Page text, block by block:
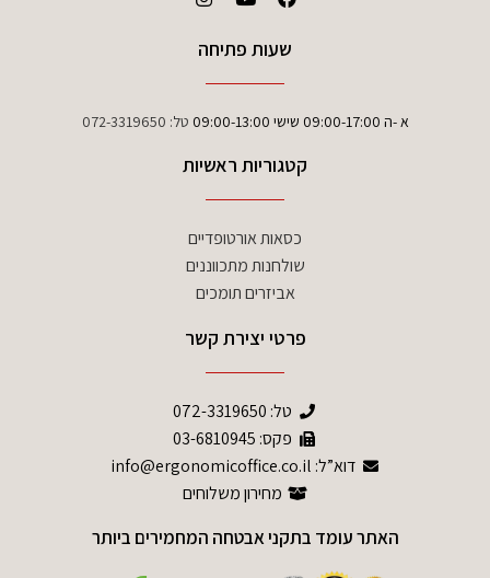
שעות פתיחה
א -ה 09:00-17:00 שישי 09:00-13:00 טל: 072-3319650
קטגוריות ראשיות
כסאות אורטופדיים
שולחנות מתכווננים
אביזרים תומכים
פרטי יצירת קשר
טל: 072-3319650
פקס: 03-6810945
דוא”ל: info@ergonomicoffice.co.il
מחירון משלוחים
האתר עומד בתקני אבטחה המחמירים ביותר